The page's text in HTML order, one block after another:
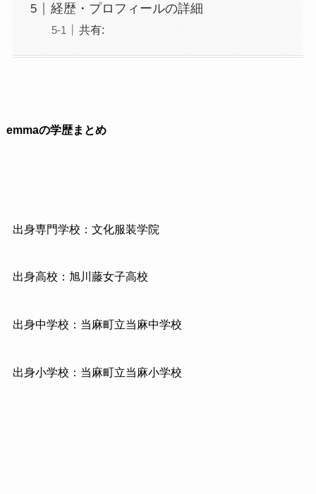
経歴・プロフィールの詳細
共有:
emmaの学歴まとめ
出身専門学校：文化服装学院
出身高校：旭川藤女子高校
出身中学校：当麻町立当麻中学校
出身小学校：当麻町立当麻小学校